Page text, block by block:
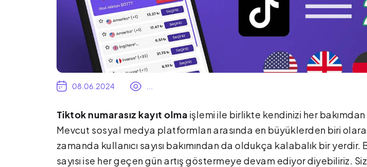
08.06.2024
Tiktok numarasız kayıt olma işlemi ile birlikte kendinizi her
Mevcut sosyal medya platformları arasında en büyüklerden biri
zamanda kullanıcı sayısı bakımından da oldukça kalabalık bir yerdir.
sayısı ise her geçen gün artış göstermeye devam ediyor diyebiliriz.